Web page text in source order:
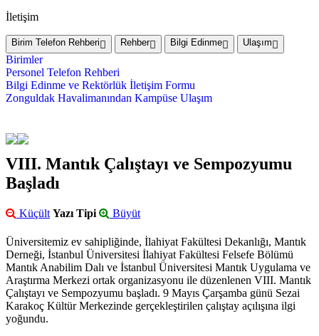
İletişim
Birim Telefon Rehberi Rehber Bilgi Edinme Ulaşım
Birimler
Personel Telefon Rehberi
Bilgi Edinme ve Rektörlük İletişim Formu
Zonguldak Havalimanından Kampüse Ulaşım
VIII. Mantık Çalıştayı ve Sempozyumu
Başladı
Küçült Yazı Tipi Büyüt
Üniversitemiz ev sahipliğinde, İlahiyat Fakültesi Dekanlığı, Mantık
Derneği, İstanbul Üniversitesi İlahiyat Fakültesi Felsefe Bölümü
Mantık Anabilim Dalı ve İstanbul Üniversitesi Mantık Uygulama ve
Araştırma Merkezi ortak organizasyonu ile düzenlenen VIII. Mantık
Çalıştayı ve Sempozyumu başladı. 9 Mayıs Çarşamba günü Sezai
Karakoç Kültür Merkezinde gerçekleştirilen çalıştay açılışına ilgi
yoğundu.